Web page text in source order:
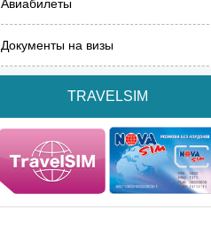
Авиабилеты
Документы на визы
TRAVELSIM